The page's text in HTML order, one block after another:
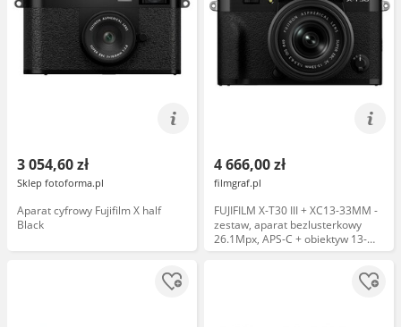
3 054,60 zł
Sklep fotoforma.pl
Aparat cyfrowy Fujifilm X half
Black
4 666,00 zł
filmgraf.pl
FUJIFILM X-T30 III + XC13-33MM -
zestaw, aparat bezlusterkowy
26.1Mpx, APS-C + obiektyw 13-
33mm, F3.5-6.3 (czarny)